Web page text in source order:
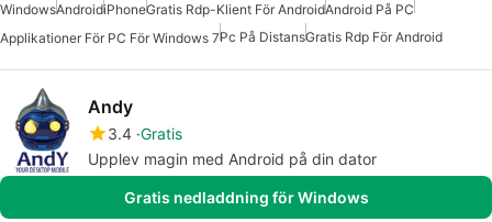
WindowsAndroidiPhoneGratis Rdp-Klient För AndroidAndroid På PC
Applikationer För PC För Windows 7Pc På DistansGratis Rdp För Android
Andy
3.4 Gratis
Upplev magin med Android på din dator
Gratis nedladdning för Windows